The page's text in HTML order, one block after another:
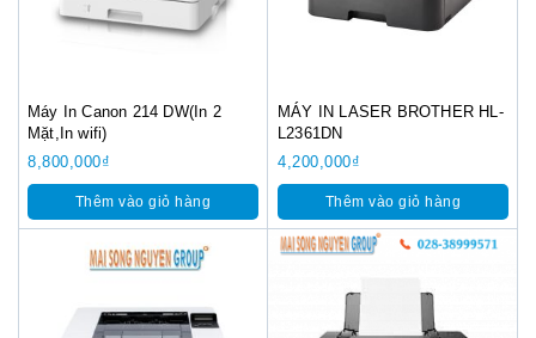
Máy In Canon 214 DW(In 2
Mặt,In wifi)
8,800,000₫
Thêm vào giỏ hàng
MÁY IN LASER BROTHER HL-
L2361DN
4,200,000₫
Thêm vào giỏ hàng